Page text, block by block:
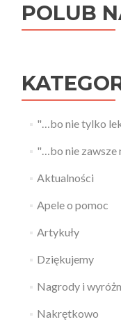
POLUB
"…bo nie tylko
"…bo nie zawsze
Aktualności
Apele o pomoc
Artykuły
Dziękujemy
Nagrody i
Nakrętkowo